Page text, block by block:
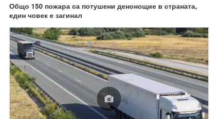
Общо 150 пожара са потушени денонощие в страната,
един човек е загинал